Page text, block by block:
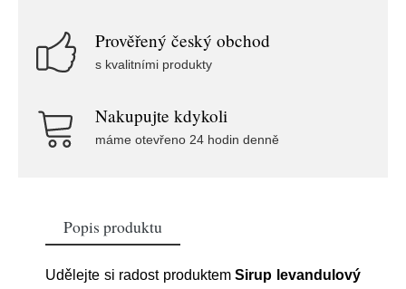
Prověřený český obchod
s kvalitními produkty
Nakupujte kdykoli
máme otevřeno 24 hodin denně
Popis produktu
Udělejte si radost produktemSirup levandulový